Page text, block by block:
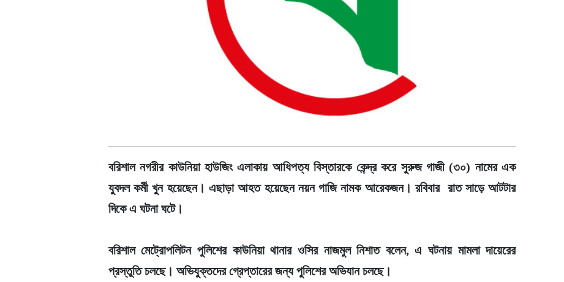
বরিশাল নগরীর কাউনিয়া হাউজিং এলাকায় আধিপত্য বিস্তারকে কেন্দ্র করে সুরুজ গাজী (৩০) নামের এক
যুবদল কর্মী খুন হয়েছেন। এছাড়া আহত হয়েছেন নয়ন গাজি নামক আরেকজন। রবিবার রাত সাড়ে আটটার
দিকে এ ঘটনা ঘটে।
বরিশাল মেট্রোপলিটন পুলিশের কাউনিয়া থানার ওসির নাজমুল নিশাত বলেন, এ ঘটনায় মামলা দায়েরের
প্রস্তুতি চলছে। অভিযুক্তদের গ্রেপ্তারের জন্য পুলিশের অভিযান চলছে।